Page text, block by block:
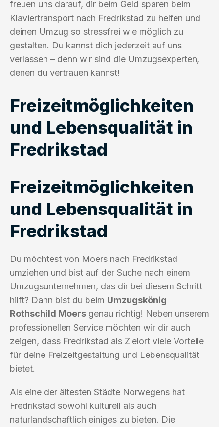
freuen uns darauf, dir beim Geld sparen beim
Klaviertransport nach Fredrikstad zu helfen und
deinen Umzug so stressfrei wie möglich zu
gestalten. Du kannst dich jederzeit auf uns
verlassen – denn wir sind die Umzugsexperten,
denen du vertrauen kannst!
Freizeitmöglichkeiten
und Lebensqualität in
Fredrikstad
Freizeitmöglichkeiten
und Lebensqualität in
Fredrikstad
Du möchtest von Moers nach Fredrikstad
umziehen und bist auf der Suche nach einem
Umzugsunternehmen, das dir bei diesem Schritt
hilft? Dann bist du beim Umzugskönig
Rothschild Moers genau richtig! Neben unserem
professionellen Service möchten wir dir auch
zeigen, dass Fredrikstad als Zielort viele Vorteile
für deine Freizeitgestaltung und Lebensqualität
bietet.
Als eine der ältesten Städte Norwegens hat
Fredrikstad sowohl kulturell als auch
naturlandschaftlich einiges zu bieten. Die